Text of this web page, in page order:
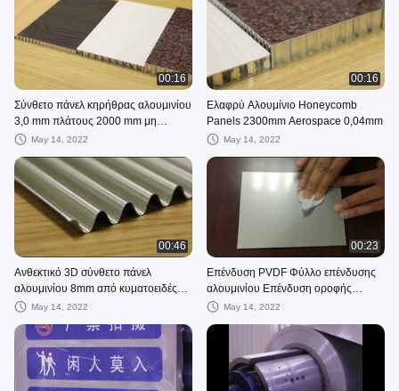
00:16
Σύνθετο πάνελ κηρήθρας αλουμινίου
3,0 mm πλάτους 2000 mm μη
εύφλεκτο
May 14, 2022
00:16
Ελαφρύ Αλουμίνιο Honeycomb
Panels 2300mm Aerospace 0,04mm
May 14, 2022
00:46
Ανθεκτικό 3D σύνθετο πάνελ
αλουμινίου 8mm από κυματοειδές
φύλλο στέγης
May 14, 2022
00:23
Επένδυση PVDF Φύλλο επένδυσης
αλουμινίου Επένδυση οροφής
τροχόσπιτου Nano Anti Static 15mm
May 14, 2022